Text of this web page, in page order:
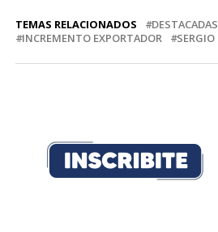
TEMAS RELACIONADOS DESTACADAS
INCREMENTO EXPORTADOR